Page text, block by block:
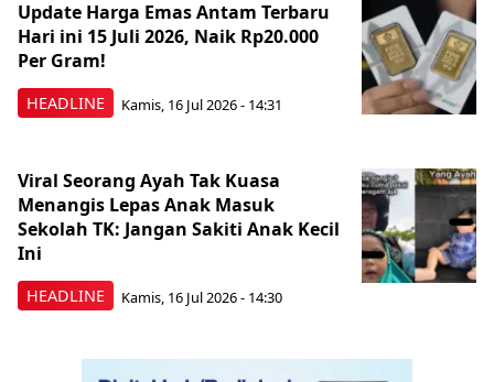
HEADLINE
Update Harga Emas Antam Terbaru
Hari ini 15 Juli 2026, Naik Rp20.000
Per Gram!
Kamis, 16 Jul 2026 - 14:31
HEADLINE
Viral Seorang Ayah Tak Kuasa
Menangis Lepas Anak Masuk
Sekolah TK: Jangan Sakiti Anak Kecil
Ini
Kamis, 16 Jul 2026 - 14:30